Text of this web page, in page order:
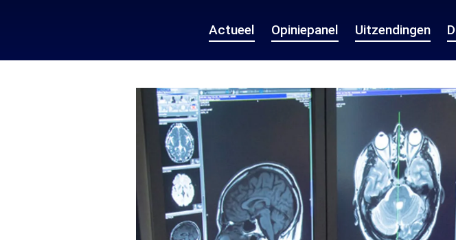
Actueel Opiniepanel Uitzendingen